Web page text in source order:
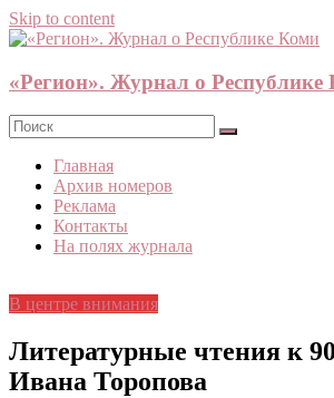
Skip to content
«Регион». Журнал о Республике
Главная
Архив номеров
Реклама
Контакты
На полях журнала
В центре внимания
Литературные чтения к
Ивана Торопова